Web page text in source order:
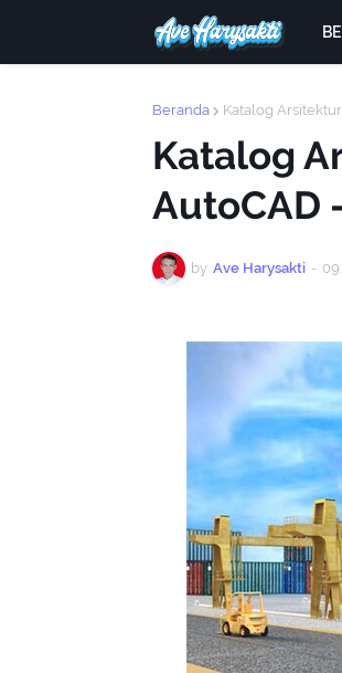
Beranda Katalog Arsitektur
Katalog
AutoCAD
by Ave Harysakti -